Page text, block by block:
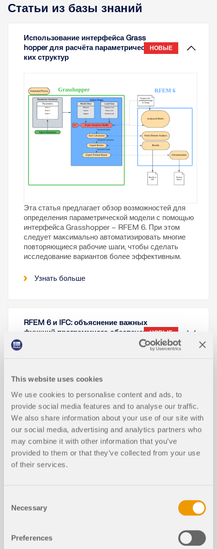
This website uses cookies
We use cookies to personalise content and ads, to
provide social media features and to analyse our traffic.
We also share information about your use of our site with
our social media, advertising and analytics partners who
may combine it with other information that you’ve
provided to them or that they’ve collected from your use
of their services.
Selection
Necessary
Preferences
Статьи из базы знаний
Использование интерфейса Grass
hopper для расчёта параметричес
ких структур
НОВЫЕ
Эта статья предлагает обзор возможностей для
определения параметрической модели с помощью
интерфейса Grasshopper – RFEM 6. При этом
следует максимально автоматизировать многие
повторяющиеся рабочие шаги, чтобы сделать
исследование вариантов более эффективным.
Узнать больше
RFEM 6 и IFC: объяснение важных
функций программного обеспечен НОВЫЕ
описывает все основные этапы — начиная с
геометрию RFEM 6 до полуавтоматического
Интерфейс Dlubal-Tekla: эффектив
ный обмен данными для расчёта
конструкций
Интерфейс с AutoCAD и интеграци
я файлов DXF#3 Параметры эксп
орта